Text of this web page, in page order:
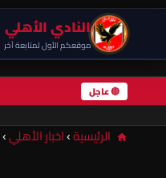
النادي الأهلي
موقعكم الأول لمتابعة آخر
🔴 عاجل
الرئيسية›اخبار الأهلي›